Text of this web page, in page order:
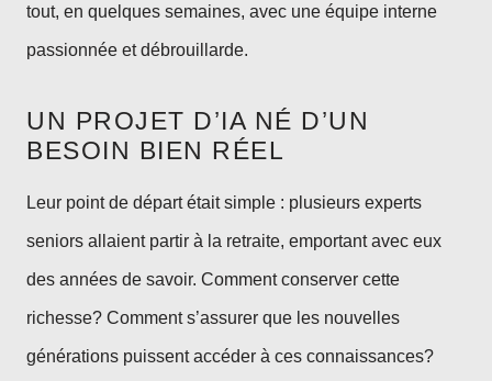
tout, en quelques semaines, avec une équipe interne
passionnée et débrouillarde.
UN PROJET D’IA NÉ D’UN
BESOIN BIEN RÉEL
Leur point de départ était simple : plusieurs experts
seniors allaient partir à la retraite, emportant avec eux
des années de savoir. Comment conserver cette
richesse? Comment s’assurer que les nouvelles
générations puissent accéder à ces connaissances?